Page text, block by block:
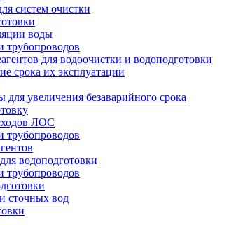
систем очистки
воды
трубопроводов
для водоочистки и водоподготовки
срока их эксплуатации
увеличения безаварийного срока
ЛОС
трубопроводов
водоподготовки
трубопроводов
сточных вод